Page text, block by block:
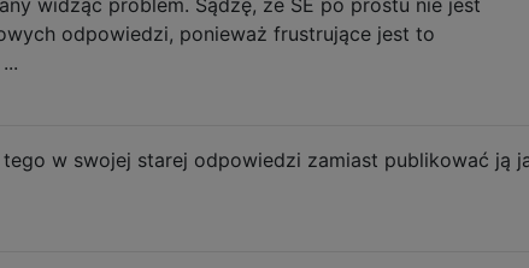
odpowiedzi, ponieważ frustrujące jest to
tego w swojej starej odpowiedzi zamiast publikować ją